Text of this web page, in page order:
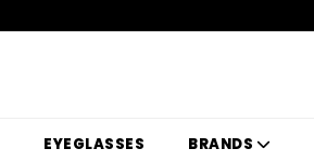
EYEGLASSES BRANDS